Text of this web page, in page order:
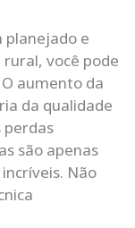
planejado e
você pode
aumento da
da qualidade
perdas
são apenas
Não